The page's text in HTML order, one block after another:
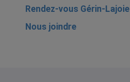
Rendez-vous Gérin-Lajoie
Nous joindre